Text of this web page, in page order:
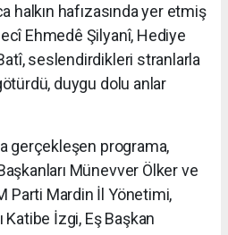
halkın hafızasında yer etmiş
Ehmedê Şilyanî, Hediye
seslendirdikleri stranlarla
duygu dolu anlar
gerçekleşen programa,
Münevver Ölker ve
Parti Mardin İl Yönetimi,
Katibe İzgi, Eş Başkan